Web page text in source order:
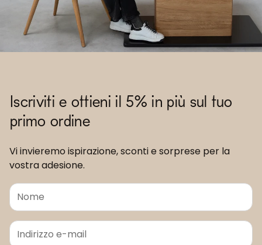
Iscriviti e ottieni il 5% in più sul tuo
primo ordine
Vi invieremo ispirazione, sconti e sorprese per la
vostra adesione.